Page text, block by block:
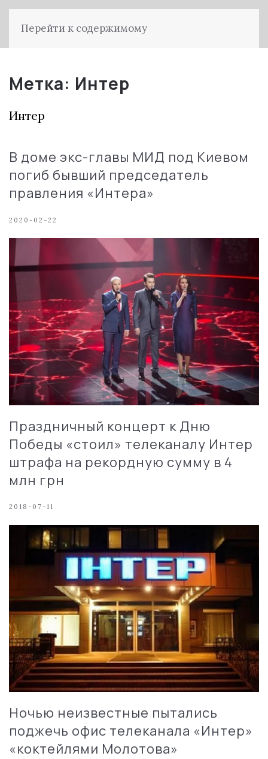
Перейти к содержимому
Метка: Интер
Интер
В доме экс-главы МИД под Киевом
погиб бывший председатель
правления «Интера»
2020-02-22
Праздничный концерт к Дню
Победы «стоил» телеканалу Интер
штрафа на рекордную сумму в 4
млн грн
2018-07-11
Ночью неизвестные пытались
поджечь офис телеканала «Интер»
«коктейлями Молотова»